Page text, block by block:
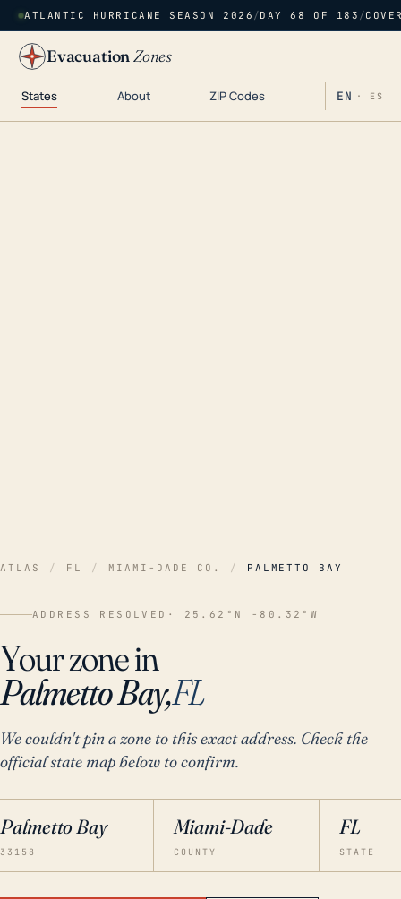
ATLANTIC HURRICANE SEASON 2026 /DAY 68 OF 183 /
EvacuationZones
States About ZIP Codes EN · ES
ATLAS / FL / MIAMI-DADE CO. / PALMETTO BAY
ADDRESS RESOLVED · 25.62°N -80.32°W
Your zone in
Palmetto Bay,FL
We couldn't pin a zone to this exact address. Check the
official state map below to confirm.
Palmetto Bay
33158
Miami-Dade
COUNTY
FL
STATE